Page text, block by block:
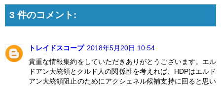
3 件のコメント:
トレイドスコープ 2018年5月20日 10:54
貴重な情報集約をしていただきありがとうございます。エル
ドアン大統領とクルド人の関係性を考えれば、HDPはエルド
アン大統領阻止のためにアクシェネル候補支持に回ると思い